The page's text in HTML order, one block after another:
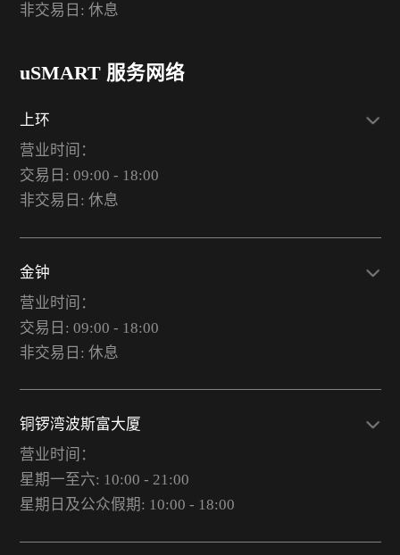
非交易日: 休息
uSMART 服务网络
上环
营业时间：
交易日: 09:00 - 18:00
非交易日: 休息
金钟
营业时间：
交易日: 09:00 - 18:00
非交易日: 休息
铜锣湾波斯富大厦
营业时间：
星期一至六: 10:00 - 21:00
星期日及公众假期: 10:00 - 18:00